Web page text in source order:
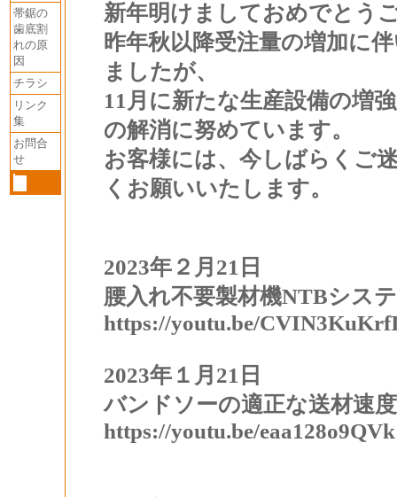
帯鋸の
歯底割
れの原
因
チラシ
リンク
集
お問合
せ
新年明けましておめでとう
昨年秋以降受注量の増加に
ましたが、
11月に新たな生産設備の増
の解消に努めています。
お客様には、今しばらくご
くお願いいたします。
2023年２月21日
腰入れ不要製材機NTBシス
https://youtu.be/
2023年１月21日
バンドソーの適正な送材速度
https://youtu.be/eaa128o9QVk